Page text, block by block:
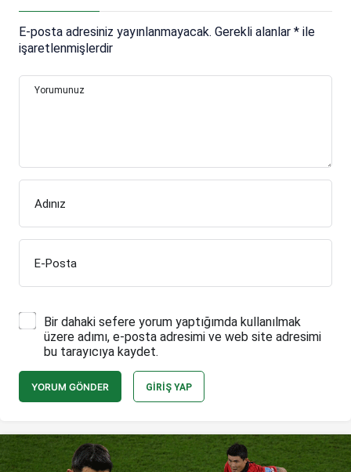
E-posta adresiniz yayınlanmayacak. Gerekli alanlar * ile
işaretlenmişlerdir
Yorumunuz
Adınız
E-Posta
Bir dahaki sefere yorum yaptığımda kullanılmak
üzere adımı, e-posta adresimi ve web site adresimi
bu tarayıcıya kaydet.
YORUM GÖNDER GIRIŞ YAP